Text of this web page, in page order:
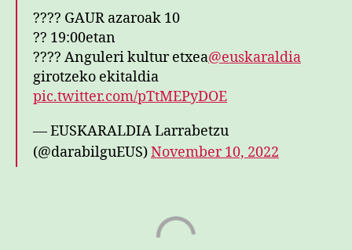
???? GAUR azaroak 10
?? 19:00etan
???? Anguleri kultur etxea@euskaraldia
girotzeko ekitaldia
pic.twitter.com/pTtMEPyDOE
— EUSKARALDIA Larrabetzu
(@darabilguEUS)November 10, 2022